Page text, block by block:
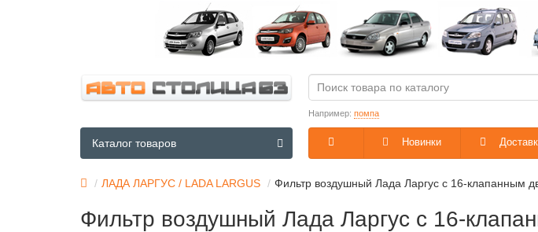
Например: помпа
Новинки
Каталог товаров
ЛАДА ЛАРГУС / LADA LARGUS Фильтр воздушный Лада Ларгус с 16-клапанным
Фильтр воздушный Лада Ларгус с 16-